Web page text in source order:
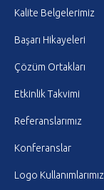
Kalite Belgelerimiz
Başarı Hikayeleri
Çözüm Ortakları
Etkinlik Takvimi
Referanslarımız
Konferanslar
Logo Kullanımlarımız